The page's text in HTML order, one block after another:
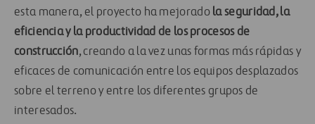
esta manera, el proyecto ha mejoradola seguridad, la
eficiencia y la productividad de los procesos de
construcción, creando a la vez unas formas más rápidas y
eficaces de comunicación entre los equipos desplazados
sobre el terreno y entre los diferentes grupos de
interesados.